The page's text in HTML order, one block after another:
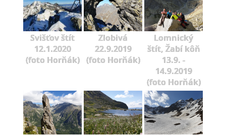
Svišťov štít
12.1.2020
(foto Horňák)
Zlobivá
22.9.2019
(foto Horňák)
Lomnický
štít, Žabí kôň
13.9. -
14.9.2019
(foto Horňák)